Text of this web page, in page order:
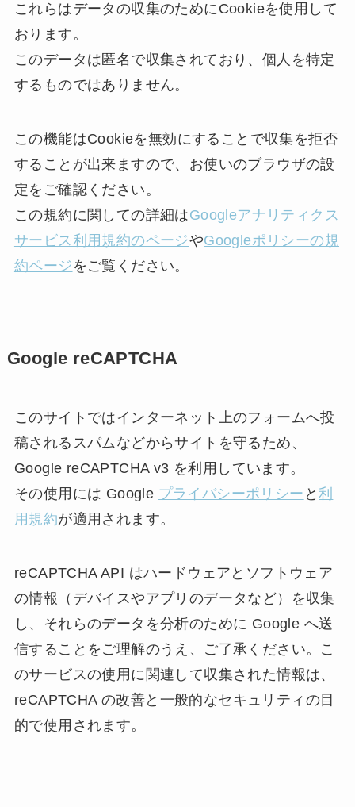
これらはデータの収集のためにCookieを使用して
おります。
このデータは匿名で収集されており、個人を特定
するものではありません。
この機能はCookieを無効にすることで収集を拒否
することが出来ますので、お使いのブラウザの設
定をご確認ください。
この規約に関しての詳細はGoogleアナリティクス
サービス利用規約のページやGoogleポリシーの規
約ページ をご覧ください。
Google reCAPTCHA
このサイトではインターネット上のフォームへ投
稿されるスパムなどからサイトを守るため、
Google reCAPTCHA v3 を利用しています。
その使用には Google プライバシーポリシー と利
用規約が適用されます。
reCAPTCHA API はハードウェアとソフトウェア
の情報（デバイスやアプリのデータなど）を収集
し、それらのデータを分析のために Google へ送
信することをご理解のうえ、ご了承ください。こ
のサービスの使用に関連して収集された情報は、
reCAPTCHA の改善と一般的なセキュリティの目
的で使用されます。